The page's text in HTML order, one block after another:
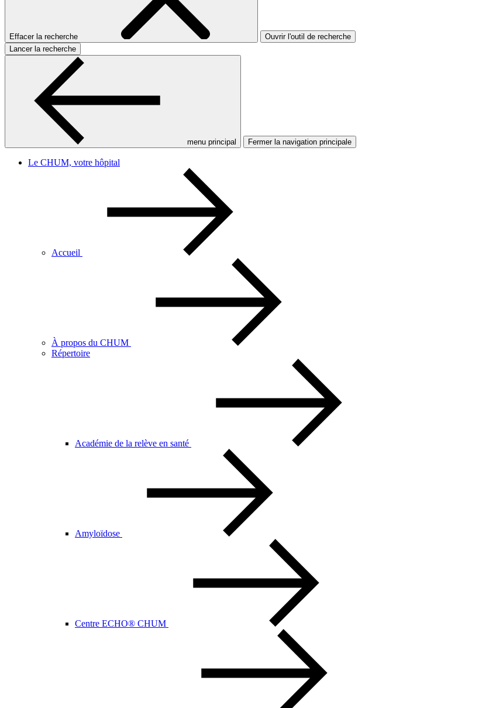
Effacer la recherche
Ouvrir l'outil de recherche
Lancer la recherche
menu principal Fermer la navigation principale
Le CHUM, votre hôpital
Accueil
À propos du CHUM
Répertoire
Académie de la relève en santé
Amyloïdose
Centre ECHO® CHUM